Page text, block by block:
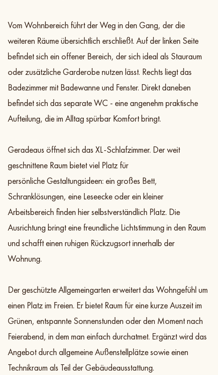
Vom Wohnbereich führt der Weg in den Gang, der die
weiteren Räume übersichtlich erschließt. Auf der linken Seite
befindet sich ein offener Bereich, der sich ideal als Stauraum
oder zusätzliche Garderobe nutzen lässt. Rechts liegt das
Badezimmer mit Badewanne und Fenster. Direkt daneben
befindet sich das separate WC - eine angenehm praktische
Aufteilung, die im Alltag spürbar Komfort bringt.
Geradeaus öffnet sich das XL-Schlafzimmer. Der weit
geschnittene Raum bietet viel Platz für
persönliche Gestaltungsideen: ein großes Bett,
Schranklösungen, eine Leseecke oder ein kleiner
Arbeitsbereich finden hier selbstverständlich Platz. Die
Ausrichtung bringt eine freundliche Lichtstimmung in den Raum
und schafft einen ruhigen Rückzugsort innerhalb der
Wohnung.
Der geschützte Allgemeingarten erweitert das Wohngefühl um
einen Platz im Freien. Er bietet Raum für eine kurze Auszeit im
Grünen, entspannte Sonnenstunden oder den Moment nach
Feierabend, in dem man einfach durchatmet. Ergänzt wird das
Angebot durch allgemeine Außenstellplätze sowie einen
Technikraum als Teil der Gebäudeausstattung.